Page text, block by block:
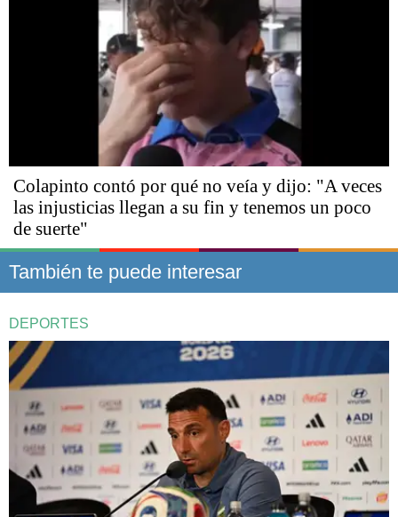
Colapinto contó por qué no veía y dijo: "A veces
las injusticias llegan a su fin y tenemos un poco
de suerte"
También te puede interesar
DEPORTES